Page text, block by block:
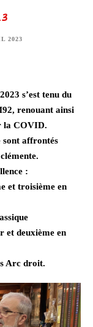
2023
s’est tenu du
renouant ainsi
la COVID.
sont affrontés
:
et troisième en
et deuxième en
Arc droit.